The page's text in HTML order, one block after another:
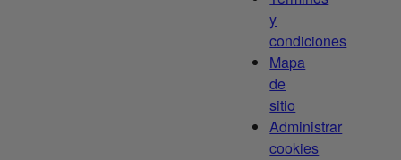
y
condiciones
Mapa
de
sitio
Administrar
cookies